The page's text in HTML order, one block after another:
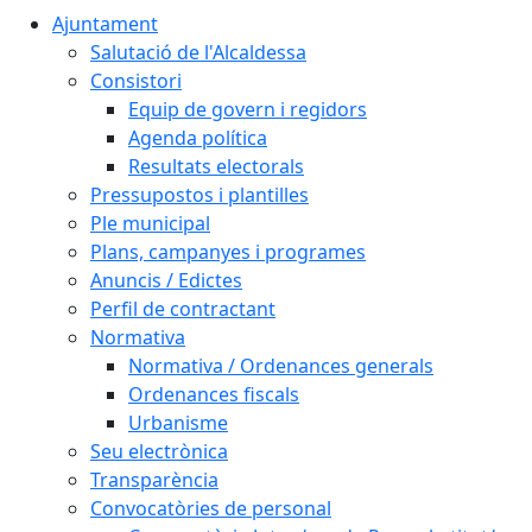
Ajuntament
Salutació de l'Alcaldessa
Consistori
Equip de govern i regidors
Agenda política
Resultats electorals
Pressupostos i plantilles
Ple municipal
Plans, campanyes i programes
Anuncis / Edictes
Perfil de contractant
Normativa
Normativa / Ordenances generals
Ordenances fiscals
Urbanisme
Seu electrònica
Transparència
Convocatòries de personal